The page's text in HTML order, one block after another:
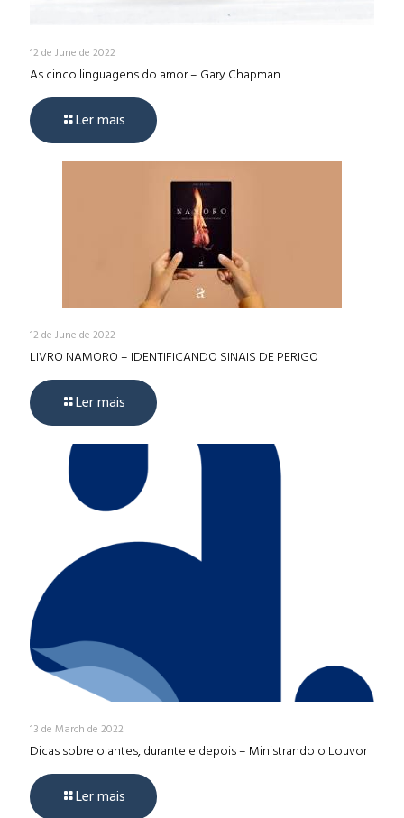
12 de June de 2022
As cinco linguagens do amor – Gary Chapman
Ler mais
12 de June de 2022
LIVRO NAMORO – IDENTIFICANDO SINAIS DE PERIGO
Ler mais
13 de March de 2022
Dicas sobre o antes, durante e depois – Ministrando o Louvor
Ler mais